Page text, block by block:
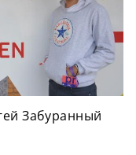
Забуранный